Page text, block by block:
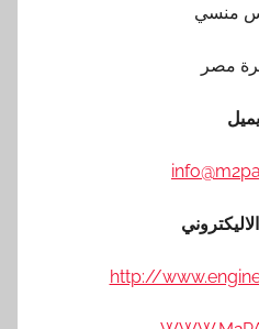
منسي
مصر
http://